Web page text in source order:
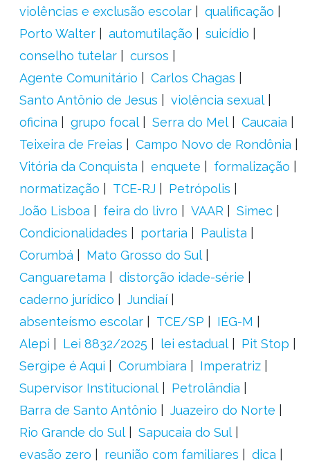
violências e exclusão escolar
qualificação
Porto Walter
automutilação
suicídio
conselho tutelar
cursos
Agente Comunitário
Carlos Chagas
Santo Antônio de Jesus
violência sexual
oficina
grupo focal Serra do Mel
Caucaia
Teixeira de Freias
Campo Novo de Rondônia
Vitória da Conquista
enquete
formalização
normatização
TCE-RJ
Petrópolis
João Lisboa
feira do livro VAAR
Simec
Condicionalidades
portaria
Paulista
Corumbá
Mato Grosso do Sul
Canguaretama
distorção idade-série
caderno jurídico
Jundiaí
absenteísmo escolar
TCE/SP
IEG-M
Alepi
Lei 8832/2025 lei estadual
Pit Stop
Sergipe é Aqui
Corumbiara
Imperatriz
Supervisor Institucional
Petrolândia
Barra de Santo Antônio
Juazeiro do Norte
Rio Grande do Sul
Sapucaia do Sul
evasão zero
reunião com familiares
dica